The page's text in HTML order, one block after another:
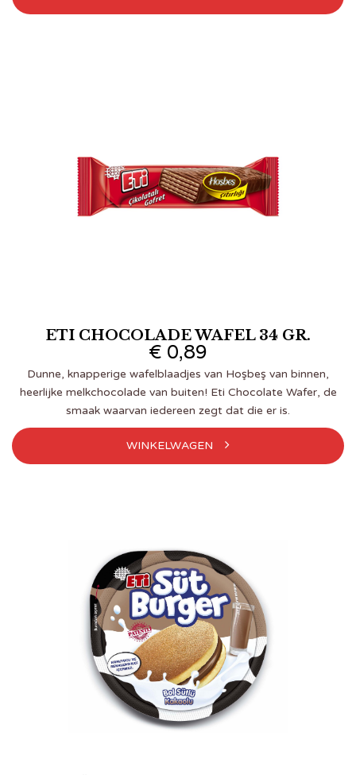
ETI CHOCOLADE WAFEL 34 GR.
€ 0,89
Dunne, knapperige wafelblaadjes van Hoşbeş van binnen,
heerlijke melkchocolade van buiten! Eti Chocolate Wafer, de
smaak waarvan iedereen zegt dat die er is.
WINKELWAGEN